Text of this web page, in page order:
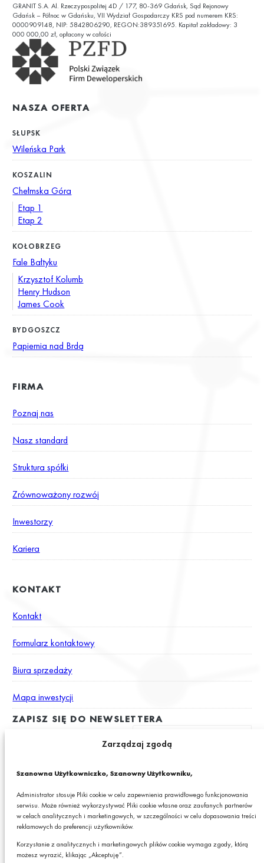
Zarządzaj zgodą
Szanowna Użytkowniczko, Szanowny Użytkowniku,
Administrator stosuje Pliki cookie w celu zapewnienia prawidłowego funkcjonowania
serwisu. Może również wykorzystywać Pliki cookie własne oraz zaufanych partnerów
w celach analitycznych i marketingowych, w szczególności w celu dopasowania treści
reklamowych do preferencji użytkowników.
Korzystanie z analitycznych i marketingowych plików cookie wymaga zgody, którą
możesz wyrazić, klikając „Akceptuję”.
ul. Chałubińskiego 9
GRANIT S.A. Al. Rzeczypospolitej 4D / 177, 80-369 Gdańsk, Sąd Rejonowy
Gdańsk – Północ w Gdańsku, VII Wydział Gospodarczy KRS pod numerem KRS:
0000909148, NIP: 5842806290, REGON:389351695. Kapitał zakładowy: 3
000 000,00 zł, opłacony w całości
NASZA OFERTA
SŁUPSK
Wileńska Park
KOSZALIN
Chełmska Góra
Etap 1
Etap 2
KOŁOBRZEG
Fale Bałtyku
Krzysztof Kolumb
Henry Hudson
James Cook
BYDGOSZCZ
Papiernia nad Brdą
FIRMA
Poznaj nas
Nasz standard
Struktura spółki
Zrównoważony rozwój
Inwestorzy
Kariera
KONTAKT
Kontakt
Formularz kontaktowy
Biura sprzedaży
Mapa inwestycji
ZAPISZ SIĘ DO NEWSLETTERA
adres e-mail newslettera z informacjami o ciekawych promocjach,
produktach lub usługach GRANIT S.A.*
* Pola obowiązkowe
Podając swój adres e-mail wyrażasz zgodę na otrzymywanie drogą elektroniczną,
produktach lub usługach GRANIT S.A. oraz zgodę na przetwarzanie przez GRANIT
S.A. Twoich danych osobowych w postaci tego adresu e-mail. Szczegółowe zasady